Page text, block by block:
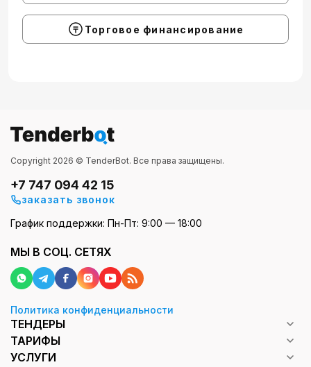
Торговое финансирование
Copyright 2026 © TenderBot. Все права защищены.
+7 747 094 42 15
заказать звонок
График поддержки: Пн-Пт: 9:00 — 18:00
МЫ В СОЦ. СЕТЯХ
Политика конфиденциальности
ТЕНДЕРЫ
ТАРИФЫ
УСЛУГИ